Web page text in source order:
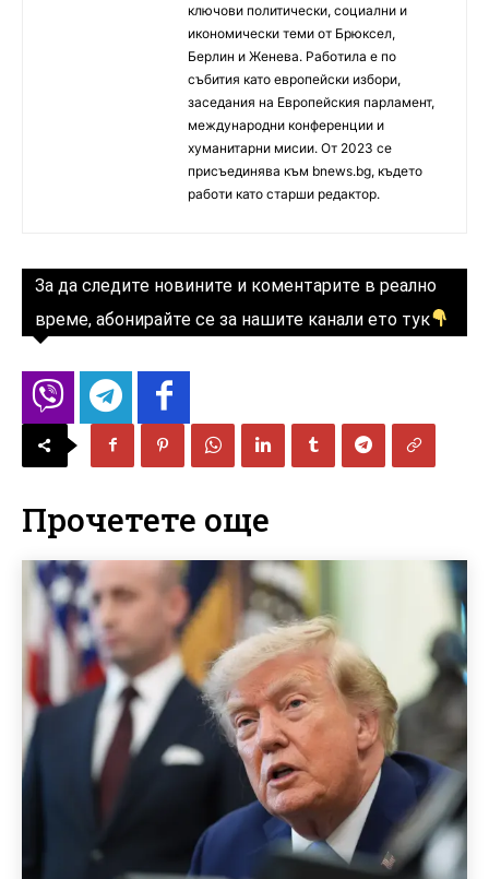
ключови политически, социални и
икономически теми от Брюксел,
Берлин и Женева. Работила е по
събития като европейски избори,
заседания на Европейския парламент,
международни конференции и
хуманитарни мисии. От 2023 се
присъединява към bnews.bg, където
работи като старши редактор.
За да следите новините и коментарите в реално
време, абонирайте се за нашите канали ето тук
Прочетете още